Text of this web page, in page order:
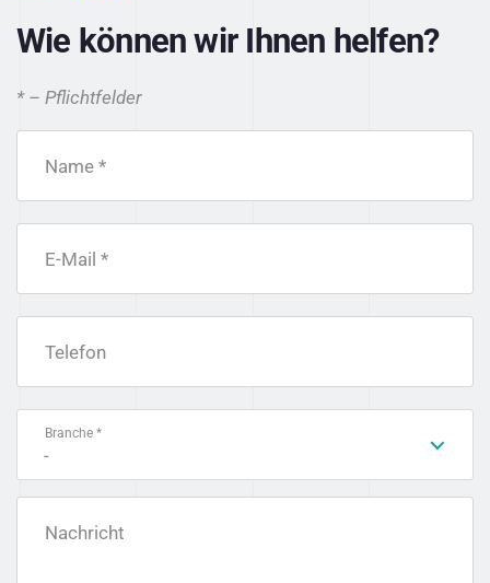
Wie können wir Ihnen helfen?
* – Pflichtfelder
Name *
E-Mail *
Telefon
Branche *
-
Nachricht